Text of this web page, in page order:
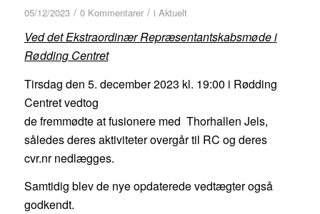
05/12/2023 / 0 Kommentarer / i Aktuelt
Ved det Ekstraordinær Repræsentantskabsmøde i
Rødding Centret
Tirsdag den 5. december 2023 kl. 19:00 i Rødding
Centret vedtog
de fremmødte at fusionere med Thorhallen Jels,
således deres aktiviteter overgår til RC og deres
cvr.nr nedlægges.
Samtidig blev de nye opdaterede vedtægter også
godkendt.